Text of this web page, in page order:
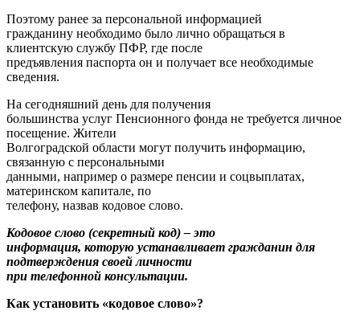
Поэтому ранее за персональной информацией
гражданину необходимо было лично обращаться в
клиентскую службу ПФР, где после
предъявления паспорта он и получает все необходимые
сведения.
На сегодняшний день для получения
большинства услуг Пенсионного фонда не требуется личное
посещение. Жители
Волгоградской области могут получить информацию,
связанную с персональными
данными, например о размере пенсии и соцвыплатах,
материнском капитале, по
телефону, назвав кодовое слово.
Кодовое слово (секретный код) – это
информация, которую устанавливает гражданин для
подтверждения своей личности
при телефонной консультации.
Как установить «кодовое слово»?